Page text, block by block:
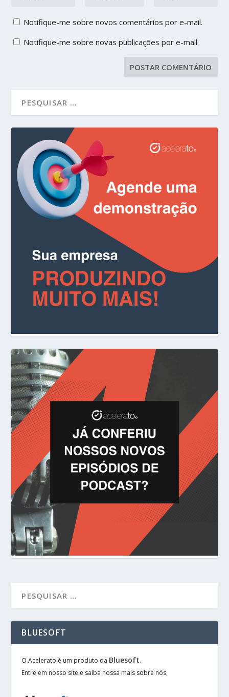
Notifique-me sobre novos comentários por e-mail.
Notifique-me sobre novas publicações por e-mail.
BLUESOFT
O Acelerato é um produto da Bluesoft.
Entre em nosso site e saiba nossa mais sobre nós.